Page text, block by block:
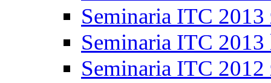
Seminaria ITC 2013
Seminaria ITC 2013
Seminaria ITC 2012